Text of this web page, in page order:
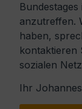
anzutreffen.
haben,
kontaktieren
sozialen
Ihr